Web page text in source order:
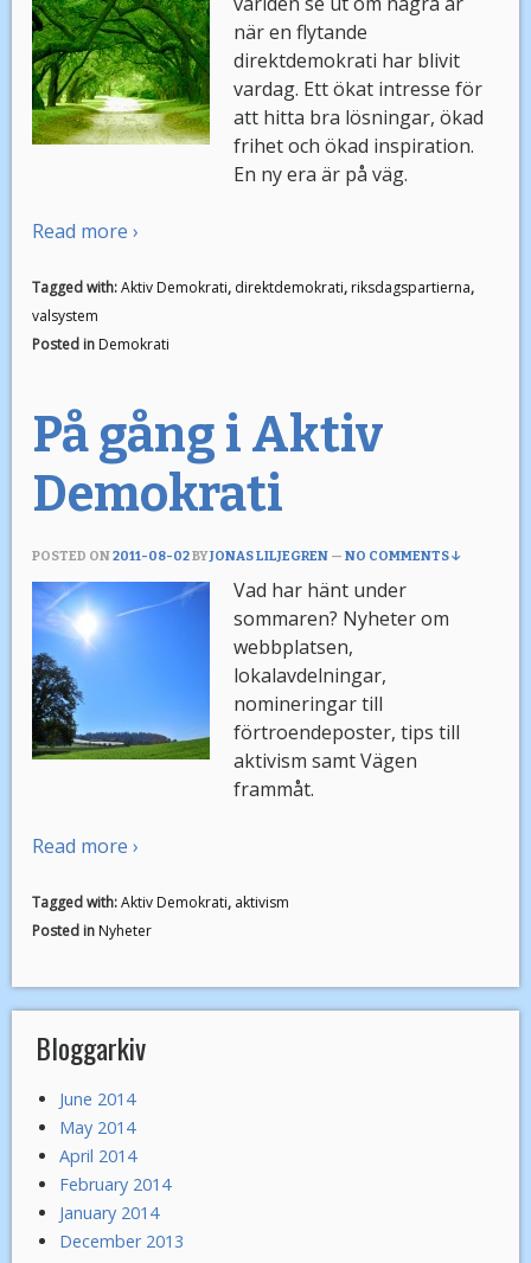
när en flytande
direktdemokrati har blivit
vardag. Ett ökat intresse för
att hitta bra lösningar, ökad
frihet och ökad inspiration.
En ny era är på väg.
Read more ›
Tagged with:Aktiv Demokrati, direktdemokrati, riksdagspartierna,
valsystem
Posted in Demokrati
På gång i Aktiv
Demokrati
POSTED ON2011-08-02BYJONAS LILJEGREN — NO COMMENTS ↓
Vad har hänt under
sommaren? Nyheter om
webbplatsen,
lokalavdelningar,
nomineringar till
förtroendeposter, tips till
aktivism samt Vägen
frammåt.
Read more ›
Tagged with:Aktiv Demokrati, aktivism
Posted in Nyheter
Bloggarkiv
June 2014
May 2014
April 2014
February 2014
January 2014
December 2013